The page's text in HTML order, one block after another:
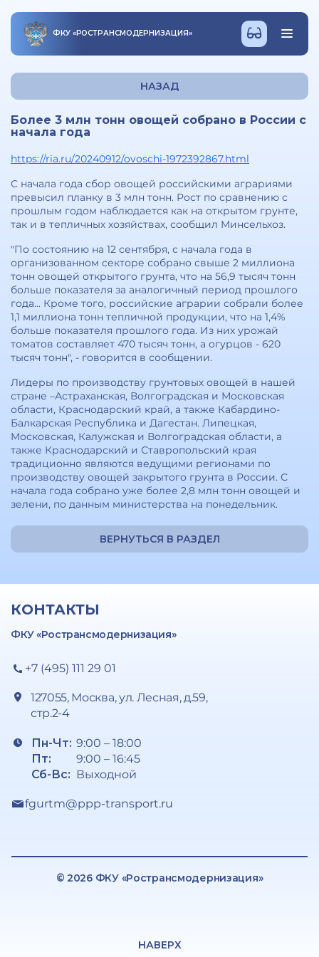
ФКУ «РОСТРАНСМОДЕРНИЗАЦИЯ»
НАЗАД
Более 3 млн тонн овощей собрано в России с
начала года
https://ria.ru/20240912/ovoschi-1972392867.html
С начала года сбор овощей российскими аграриями
превысил планку в 3 млн тонн. Рост по сравнению с
прошлым годом наблюдается как на открытом грунте,
так и в тепличных хозяйствах, сообщил Минсельхоз.
"По состоянию на 12 сентября, с начала года в
организованном секторе собрано свыше 2 миллиона
тонн овощей открытого грунта, что на 56,9 тысяч тонн
больше показателя за аналогичный период прошлого
года... Кроме того, российские аграрии собрали более
1,1 миллиона тонн тепличной продукции, что на 1,4%
больше показателя прошлого года. Из них урожай
томатов составляет 470 тысяч тонн, а огурцов - 620
тысяч тонн", - говорится в сообщении.
Лидеры по производству грунтовых овощей в нашей
стране –Астраханская, Волгоградская и Московская
области, Краснодарский край, а также Кабардино-
Балкарская Республика и Дагестан. Липецкая,
Московская, Калужская и Волгоградская области, а
также Краснодарский и Ставропольский края
традиционно являются ведущими регионами по
производству овощей закрытого грунта в России. С
начала года собрано уже более 2,8 млн тонн овощей и
зелени, по данным министерства на понедельник.
ВЕРНУТЬСЯ В РАЗДЕЛ
КОНТАКТЫ
ФКУ «Ространсмодернизация»
+7 (495) 111 29 01
127055, Москва, ул. Лесная, д.59,
стр.2-4
Пн-Чт:
Пт:
Сб-Вс:
9:00 – 18:00
9:00 – 16:45
Выходной
fgurtm@ppp-transport.ru
© 2026 ФКУ «Ространсмодернизация»
НАВЕРХ